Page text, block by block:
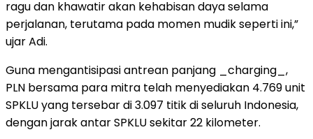
ragu dan khawatir akan kehabisan daya selama
perjalanan, terutama pada momen mudik seperti ini,”
ujar Adi.
Guna mengantisipasi antrean panjang _charging_,
PLN bersama para mitra telah menyediakan 4.769 unit
SPKLU yang tersebar di 3.097 titik di seluruh Indonesia,
dengan jarak antar SPKLU sekitar 22 kilometer.